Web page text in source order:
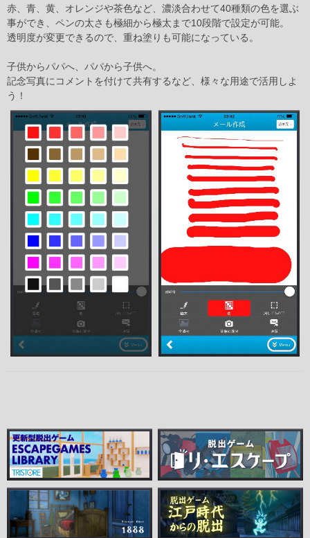
赤、青、黄、オレンジや茶色など、濃淡合わせて40種類の色を選ぶ
事ができ、ペンの太さも極細から極太まで10段階で設定が可能。
透明度が変更できるので、重ね塗りも可能になっている。
子供からパパへ、パパから子供へ。
記念写真にコメントを付けて共有するなど、様々な用途で活用しよ
う！